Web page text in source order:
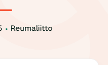
Reumaliitto